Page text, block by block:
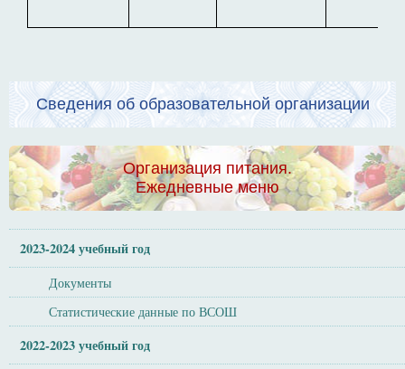
Сведения об образовательной организации
Организация питания.
Ежедневные меню
2023-2024 учебный год
Документы
Статистические данные по ВСОШ
2022-2023 учебный год